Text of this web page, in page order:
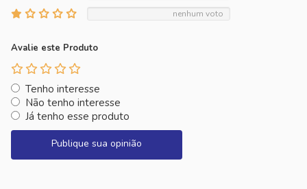
nenhum voto
Avalie este Produto
Tenho interesse
Não tenho interesse
Já tenho esse produto
Publique sua opinião